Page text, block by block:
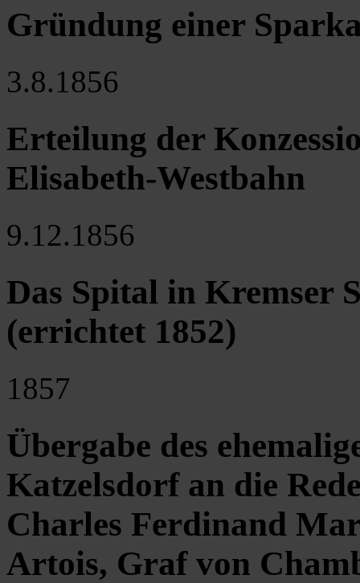
Gründung einer
3.8.1856
Erteilung der
Elisabeth-Westbahn
9.12.1856
Das Spital in Kremser
(errichtet 1852)
1857
Übergabe des
Katzelsdorf an die
Charles Ferdinand
Artois, Graf von